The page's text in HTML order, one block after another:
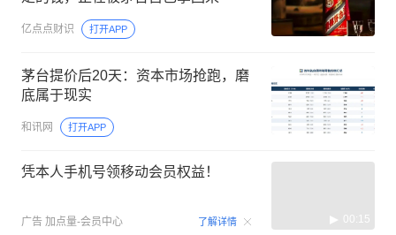
亿点点财识 打开APP
茅台提价后20天：资本市场抢跑，磨
底属于现实
和讯网 打开APP
凭本人手机号领移动会员权益！
广告 加点量-会员中心 了解详情 00:15